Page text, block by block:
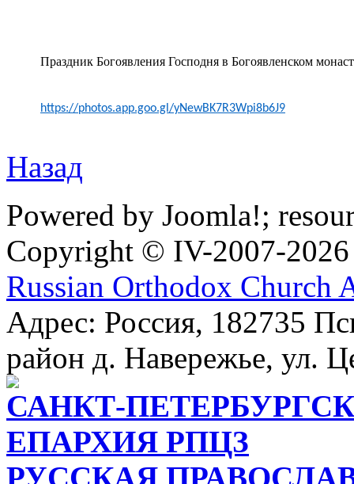
Праздник Богоявления Господня в Богоявленском
https://photos.app.goo.gl/yNewBK7R3Wpi8b6J9
Назад
Powered by Joomla!;
Copyright © IV-2007-2026
Russian Orthodox Church
Адрес: Россия, 182735
район д. Навережье, ул.
САНКТ-
ЕПАРХИЯ РПЦЗ
РУССКАЯ